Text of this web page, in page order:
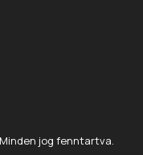
jog fenntartva.